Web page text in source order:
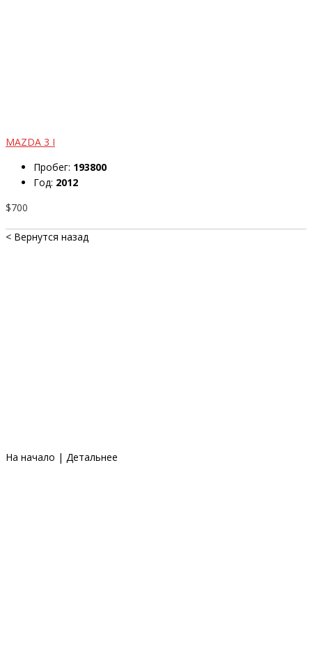
MAZDA 3 I
Пробег: 193800
Год: 2012
$700
< Вернутся назад
На начало | Детальнее